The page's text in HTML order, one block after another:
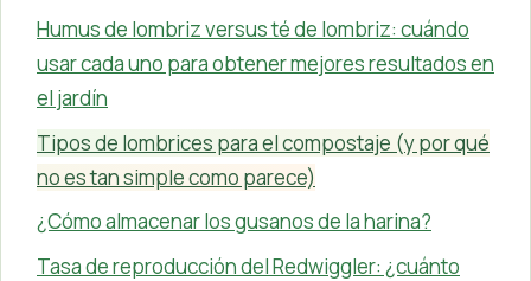
Humus de lombriz versus té de lombriz: cuándo
usar cada uno para obtener mejores resultados en
el jardín
Tipos de lombrices para el compostaje (y por qué
no es tan simple como parece)
¿Cómo almacenar los gusanos de la harina?
Tasa de reproducción del Redwiggler: ¿cuánto